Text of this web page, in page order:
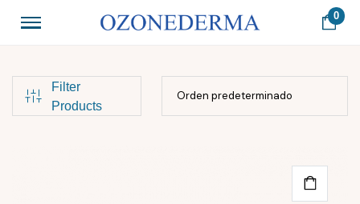
0
Filter
Products